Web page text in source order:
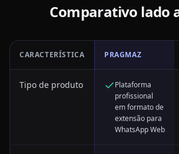
Comparativo lado
CARACTERÍSTICA PRAGMAZ
Tipo de produto
Plataforma
profissional
em formato de
extensão para
WhatsApp Web